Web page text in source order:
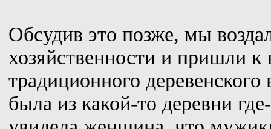
Обсудив это позже, мы
хозяйственности и пришли к
традиционного
была из какой-то деревни